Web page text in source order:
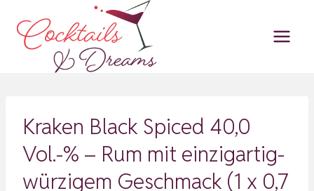
Inhalt
springen
Kraken Black Spiced 40,0
Vol.-% – Rum mit einzigartig-
würzigem Geschmack (1 x 0,7